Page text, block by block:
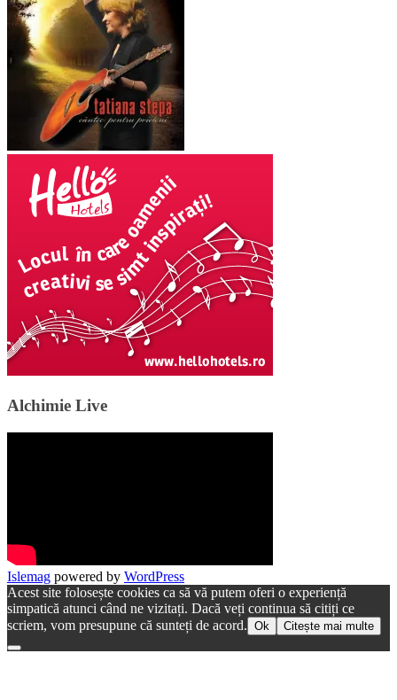
Alchimie Live
Islemag powered by WordPress
Acest site folosește cookies ca să vă putem oferi o experiență
simpatică atunci când ne vizitați. Dacă veți continua să citiți ce
scriem, vom presupune că sunteți de acord. Ok Citește mai multe